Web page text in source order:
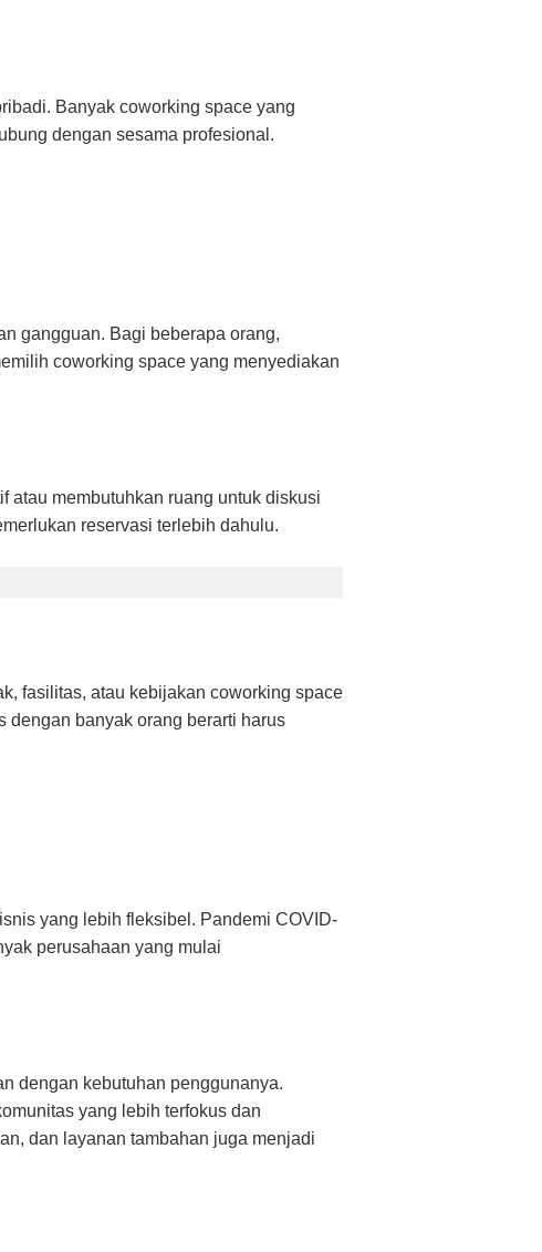
Banyak coworking space yang
dengan sesama profesional.
gangguan. Bagi beberapa orang,
coworking space yang menyediakan
atau membutuhkan ruang untuk diskusi
reservasi terlebih dahulu.
fasilitas, atau kebijakan coworking space
dengan banyak orang berarti harus
yang lebih fleksibel. Pandemi COVID-
perusahaan yang mulai
dengan kebutuhan penggunanya.
yang lebih terfokus dan
dan layanan tambahan juga menjadi